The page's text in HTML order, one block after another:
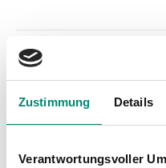
Zustimmung Details
Verantwortungsvoller
Kategorien